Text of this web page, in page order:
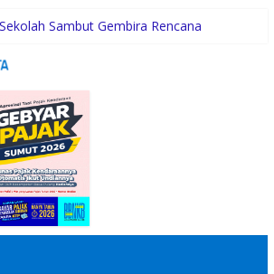
Sambut Gembira Rencana
Intelkam Polres Sergai
dan Kolaborasi dengan Komunitas
Nasution Siapkan Rumah Produksi
Utara
Hadirkan Hadiah Menarik, Ini